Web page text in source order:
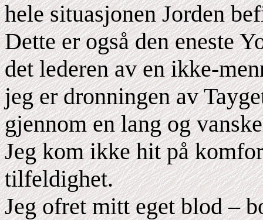
hele situasjonen Jorden
Dette er også den eneste
det lederen av en ikke-
jeg er dronningen av
gjennom en lang og
Jeg kom ikke hit på
tilfeldighet.
Jeg ofret mitt eget blod –